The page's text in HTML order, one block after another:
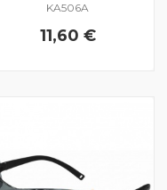
KA506A
11,60 €